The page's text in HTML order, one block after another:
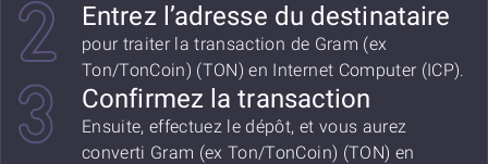
Entrez l’adresse du destinataire
pour traiter la transaction de Gram (ex
Ton/TonCoin) (TON) en Internet Computer (ICP).
Confirmez la transaction
Ensuite, effectuez le dépôt, et vous aurez
converti Gram (ex Ton/TonCoin) (TON) en